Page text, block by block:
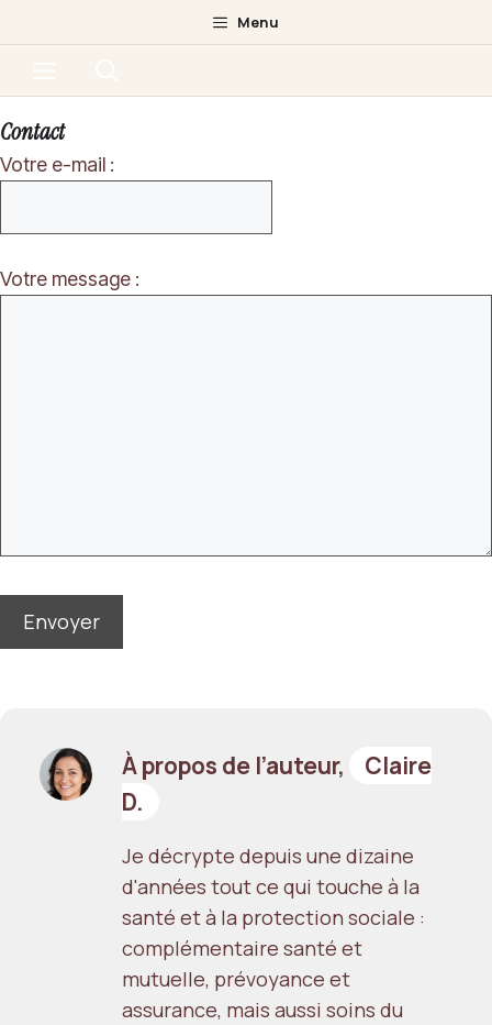
au
Menu
Contact
Votre e-mail :
Votre message :
À propos de l’auteur,
Claire
D.
Je décrypte depuis une dizaine
d'années tout ce qui touche à la
santé et à la protection sociale :
complémentaire santé et
mutuelle, prévoyance et
assurance, mais aussi soins du